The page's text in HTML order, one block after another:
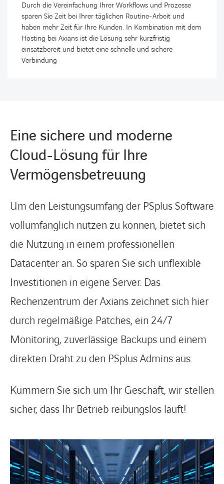
Durch die Vereinfachung Ihrer Workflows und Prozesse
sparen Sie Zeit bei Ihrer täglichen Routine-Arbeit und
haben mehr Zeit für Ihre Kunden. In Kombination mit dem
Hosting bei Axians ist die Lösung sehr kurzfristig
einsatzbereit und bietet eine schnelle und sichere
Verbindung
Eine sichere und moderne
Cloud-Lösung für Ihre
Vermögensbetreuung
Um den Leistungsumfang der PSplus Software
vollumfänglich nutzen zu können, bietet sich
die Nutzung in einem professionellen
Datacenter an. So sparen Sie sich unflexible
Investitionen in eigene Server. Das
Rechenzentrum der Axians zeichnet sich hier
durch regelmäßige Patches, ein 24/7
Monitoring, zuverlässige Backups und einem
direkten Draht zu den PSplus Admins aus.
Kümmern Sie sich um Ihr Geschäft, wir stellen
sicher, dass Ihr Betrieb reibungslos läuft!